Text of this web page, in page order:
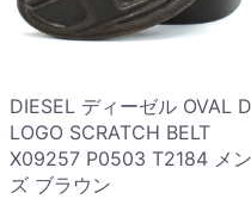
DIESEL ディーゼル OVAL D
LOGO SCRATCH BELT
X09257 P0503 T2184 メン
ズ ブラウン